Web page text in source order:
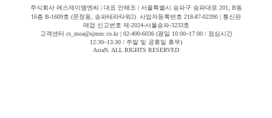
주식회사 에스제이엠엔씨 | 대표 안해조 | 서울특별시 송파구 송파대로 201, B동
16층 B-1609호 (문정동, 송파테라타워2) 사업자등록번호 218-87-02390 | 통신판
매업 신고번호 제-2024-서울송파-3233호
고객센터 cs_moa@sjmnc.co.kr | 02-400-6036 (평일 10:00~17:00 / 점심시간
12:30~13:30 / 주말 및 공휴일 휴무)
AsiaN. ALL RIGHTS RESERVED